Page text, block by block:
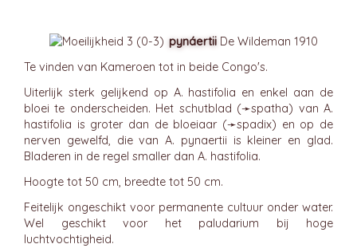
pynáertii De Wildeman 1910
Te vinden van Kameroen tot in beide Congo's.
Uiterlijk sterk gelijkend op A. hastifolia en enkel aan de
bloei te onderscheiden. Het schutblad (➛spatha) van A.
hastifolia is groter dan de bloeiaar (➛spadix) en op de
nerven gewelfd, die van A. pynaertii is kleiner en glad.
Bladeren in de regel smaller dan A. hastifolia.
Hoogte tot 50 cm, breedte tot 50 cm.
Feitelijk ongeschikt voor permanente cultuur onder water.
Wel geschikt voor het paludarium bij hoge
luchtvochtigheid.